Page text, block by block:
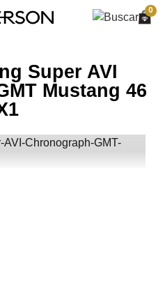
0
Super AVI
Mustang 46